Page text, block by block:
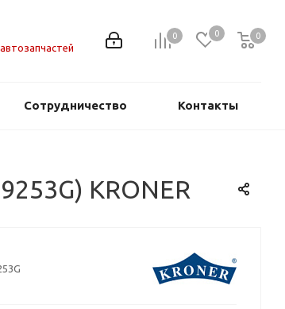
0 0 0
0
Сотрудничество Контакты
KRONER